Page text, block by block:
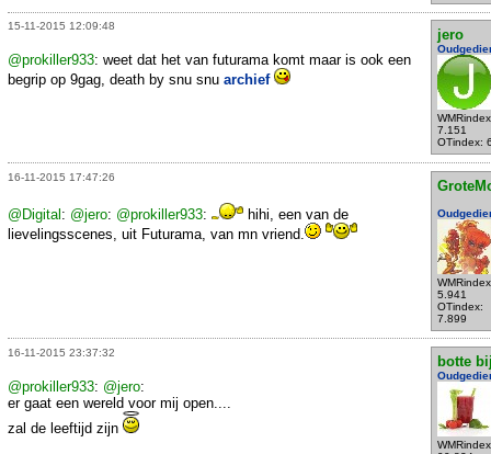
15-11-2015 12:09:48
jero
7.151
OTindex:
@prokiller933: weet dat het van futurama komt maar is ook een
begrip op 9gag, death by snu snu archief
16-11-2015 17:47:26
5.941
OTindex:
7.899
@Digital : @jero: @prokiller933:
hihi, een van de
lievelingsscenes, uit Futurama, van mn vriend.
16-11-2015 23:37:32
botte
@prokiller933: @jero:
er gaat een wereld voor mij open....
zal de leeftijd zijn